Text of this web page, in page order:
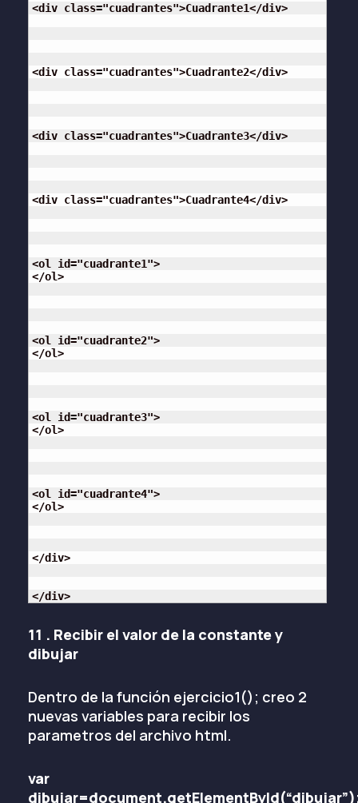
<div class="cuadrantes">Cuadrante1</div>
<div class="cuadrantes">Cuadrante2</div>
<div class="cuadrantes">Cuadrante3</div>
<div class="cuadrantes">Cuadrante4</div>
<ol id="cuadrante1">
</ol>
<ol id="cuadrante2">
</ol>
<ol id="cuadrante3">
</ol>
<ol id="cuadrante4">
</ol>
</div>
</div>
11 . Recibir el valor de la constante y
dibujar
Dentro de la función ejercicio1(); creo 2
nuevas variables para recibir los
parametros del archivo html.
var